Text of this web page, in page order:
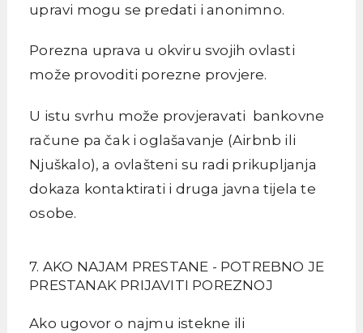
upravi mogu se predati i anonimno.
Porezna uprava u okviru svojih ovlasti
može provoditi porezne provjere.
U istu svrhu može provjeravati bankovne
račune pa čak i oglašavanje (Airbnb ili
Njuškalo), a ovlašteni su radi prikupljanja
dokaza kontaktirati i druga javna tijela te
osobe.
7. AKO NAJAM PRESTANE - POTREBNO JE
PRESTANAK PRIJAVITI POREZNOJ
Ako ugovor o najmu istekne ili